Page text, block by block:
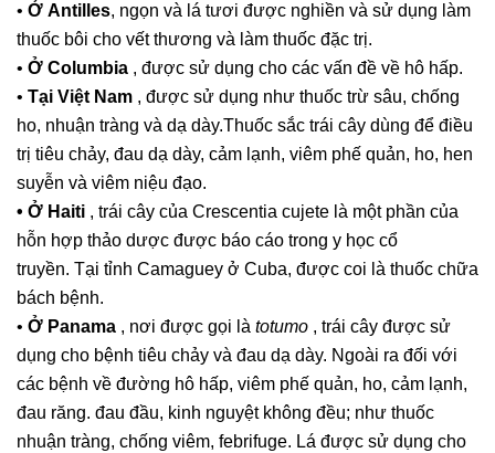
• Ở Antilles, ngọn và lá tươi được nghiền và sử dụng làm
thuốc bôi cho vết thương và làm thuốc đặc trị.
• Ở Columbia , được sử dụng cho các vấn đề về hô hấp.
• Tại Việt Nam , được sử dụng như thuốc trừ sâu, chống
ho, nhuận tràng và dạ dày.Thuốc sắc trái cây dùng để điều
trị tiêu chảy, đau dạ dày, cảm lạnh, viêm phế quản, ho, hen
suyễn và viêm niệu đạo.
• Ở Haiti , trái cây của Crescentia cujete là một phần của
hỗn hợp thảo dược được báo cáo trong y học cổ
truyền. Tại tỉnh Camaguey ở Cuba, được coi là thuốc chữa
bách bệnh.
• Ở Panama , nơi được gọi là totumo , trái cây được sử
dụng cho bệnh tiêu chảy và đau dạ dày. Ngoài ra đối với
các bệnh về đường hô hấp, viêm phế quản, ho, cảm lạnh,
đau răng. đau đầu, kinh nguyệt không đều; như thuốc
nhuận tràng, chống viêm, febrifuge. Lá được sử dụng cho